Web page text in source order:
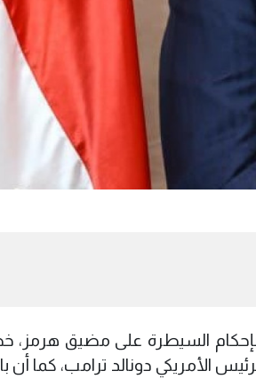
بإحكام السيطرة على مضيق
الأمريكي دونالد ترامب، كما أن